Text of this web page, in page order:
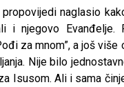
propovijedi naglasio
i njegovo Evanđelje.
za mnom”, a još
Nije bilo
Isusom. Ali i sama